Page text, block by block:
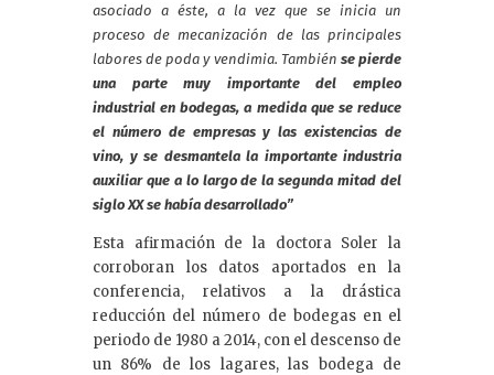
asociado a éste, a la vez que se inicia un
proceso de mecanización de las principales
labores de poda y vendimia. También se pierde
una parte muy importante del empleo
industrial en bodegas, a medida que se reduce
el número de empresas y las existencias de
vino, y se desmantela la importante industria
auxiliar que a lo largo de la segunda mitad del
siglo XX se había desarrollado”
Esta afirmación de la doctora Soler la
corroboran los datos aportados en la
conferencia, relativos a la drástica
reducción del número de bodegas en el
periodo de 1980 a 2014, con el descenso de
un 86% de los lagares, las bodega de